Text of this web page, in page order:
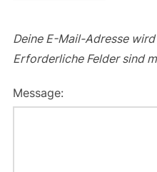
Deine E-Mail-Adresse
Erforderliche Felder sind
Message: